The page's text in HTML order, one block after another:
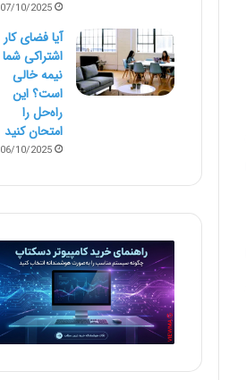
07/10/2025
آیا فضای کار
اشتراکی شما
نیمه‌ خالی
است؟ این
راه‌حل را
امتحان کنید
06/10/2025